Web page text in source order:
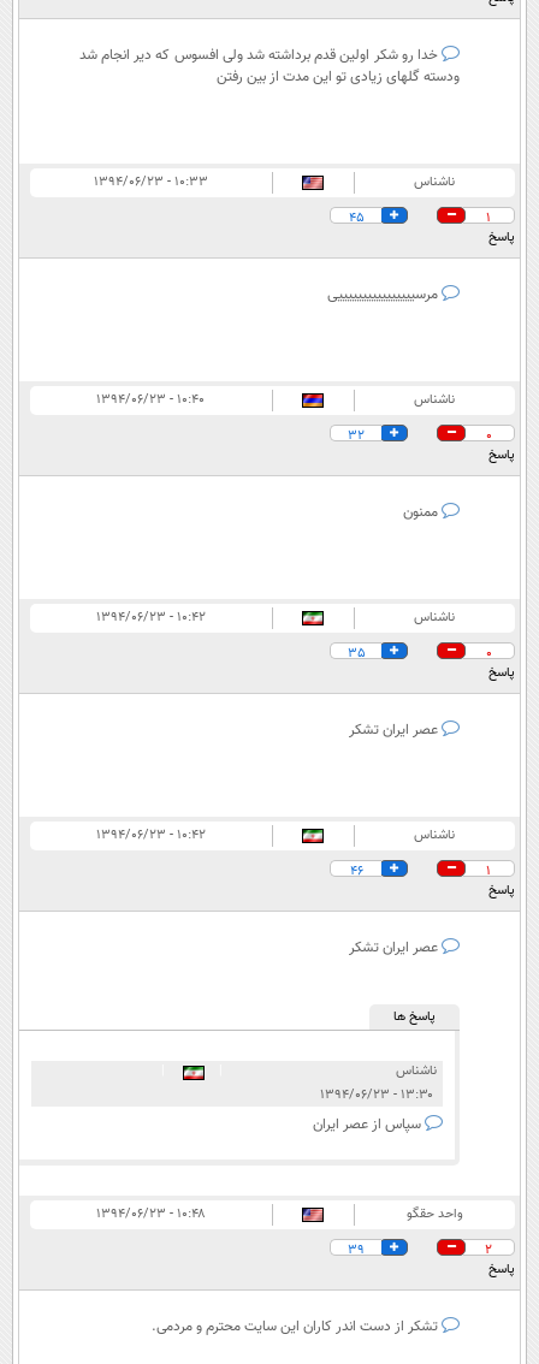
خدا رو شکر اولین قدم برداشته شد ولی افسوس که دیر انجام شد
ودسته گلهای زیادی تو این مدت از بین رفتن
ناشناس
۱۰:۳۳ - ۱۳۹۴/۰۶/۲۳
1
45
پاسخ
مرسییییییییییییییییی
ناشناس
۱۰:۴۰ - ۱۳۹۴/۰۶/۲۳
0
32
پاسخ
ممنون
ناشناس
۱۰:۴۲ - ۱۳۹۴/۰۶/۲۳
0
35
پاسخ
عصر ايران تشكر
ناشناس
۱۰:۴۲ - ۱۳۹۴/۰۶/۲۳
1
46
پاسخ
عصر ايران تشكر
پاسخ ها
ناشناس
۱۳:۳۰ - ۱۳۹۴/۰۶/۲۳
سپاس از عصر ایران
واحد حقگو
۱۰:۴۸ - ۱۳۹۴/۰۶/۲۳
2
39
پاسخ
تشکر از دست اندر کاران این سایت محترم و مردمی.